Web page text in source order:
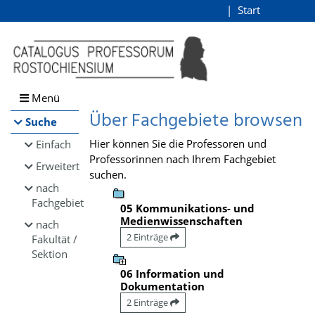
Browsen
direkt zum Inhalt
Start
Menü
Suche
Einfach
Erweitert
nach
Fachgebiet
nach
Fakultät /
Sektion
Über Fachgebiete browsen
Hier können Sie die Professoren und
Professorinnen nach Ihrem Fachgebiet
suchen.
05 Kommunikations- und
Medienwissenschaften
2 Einträge
06 Information und
Dokumentation
2 Einträge